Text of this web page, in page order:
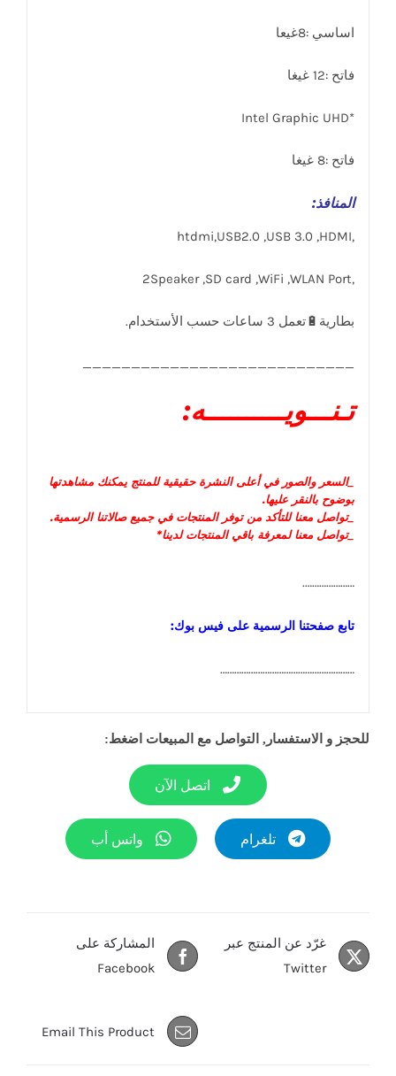
اساسي :8غيعا
فاتح :12 غيغا
*Intel Graphic UHD
فاتح :8 غيغا
المنافذ:
,htdmi,USB2.0 ,USB 3.0 ,HDMI
,2Speaker ,SD card ,WiFi ,WLAN Port
____________________________
تـنـــويــــــــــه:
_السعر والصور في أعلى النشرة حقيقية للمنتج يمكنك مشاهدتها
بوضوح بالنقر عليها.
_تواصل معنا للتأكد من توفر المنتجات في جميع صالاتنا الرسمية.
_تواصل معنا لمعرفة باقي المنتجات لدينا*
………………….
تابع صفحتنا الرسمية على فيس بوك:
…………………………………………………
للحجز و الاستفسار, التواصل مع المبيعات اضغط:
اتصل الآن
تلغرام واتس أب
المشاركة على
Facebook
غرّد عن المنتج عبر
Twitter
Email This Product